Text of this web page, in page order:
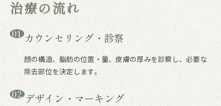
治療の流れ
01カウンセリング・診察
顔の構造、脂肪の位置・量、皮膚の厚みを診察し、必要な
除去部位を決定します。
02デザイン・マーキング